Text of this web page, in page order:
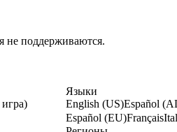
не поддерживаются.
Языки
English (US)Español
Español (EU)Français